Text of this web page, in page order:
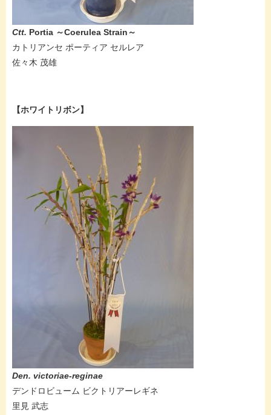
Ctt. Portia ～Coerulea Strain～
カトリアンセ ポーティア セルレア
佐々木 茂雄
【ホワイトリボン】
Den. victoriae-reginae
デンドロビューム ビクトリアーレギネ
里見 武志